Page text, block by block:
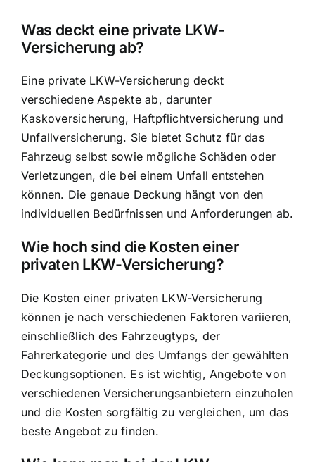
Was deckt eine private LKW-
Versicherung ab?
Eine private LKW-Versicherung deckt
verschiedene Aspekte ab, darunter
Kaskoversicherung, Haftpflichtversicherung und
Unfallversicherung. Sie bietet Schutz für das
Fahrzeug selbst sowie mögliche Schäden oder
Verletzungen, die bei einem Unfall entstehen
können. Die genaue Deckung hängt von den
individuellen Bedürfnissen und Anforderungen ab.
Wie hoch sind die Kosten einer
privaten LKW-Versicherung?
Die Kosten einer privaten LKW-Versicherung
können je nach verschiedenen Faktoren variieren,
einschließlich des Fahrzeugtyps, der
Fahrerkategorie und des Umfangs der gewählten
Deckungsoptionen. Es ist wichtig, Angebote von
verschiedenen Versicherungsanbietern einzuholen
und die Kosten sorgfältig zu vergleichen, um das
beste Angebot zu finden.